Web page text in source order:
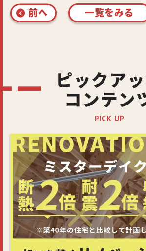
前へ 一覧をみる
ピックア
コンテン
PICK UP